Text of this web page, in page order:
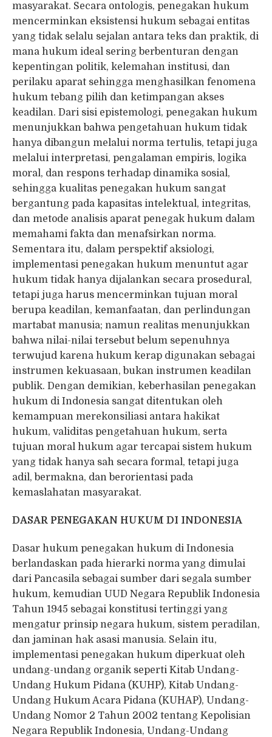
masyarakat. Secara ontologis, penegakan hukum
mencerminkan eksistensi hukum sebagai entitas
yang tidak selalu sejalan antara teks dan praktik, di
mana hukum ideal sering berbenturan dengan
kepentingan politik, kelemahan institusi, dan
perilaku aparat sehingga menghasilkan fenomena
hukum tebang pilih dan ketimpangan akses
keadilan. Dari sisi epistemologi, penegakan hukum
menunjukkan bahwa pengetahuan hukum tidak
hanya dibangun melalui norma tertulis, tetapi juga
melalui interpretasi, pengalaman empiris, logika
moral, dan respons terhadap dinamika sosial,
sehingga kualitas penegakan hukum sangat
bergantung pada kapasitas intelektual, integritas,
dan metode analisis aparat penegak hukum dalam
memahami fakta dan menafsirkan norma.
Sementara itu, dalam perspektif aksiologi,
implementasi penegakan hukum menuntut agar
hukum tidak hanya dijalankan secara prosedural,
tetapi juga harus mencerminkan tujuan moral
berupa keadilan, kemanfaatan, dan perlindungan
martabat manusia; namun realitas menunjukkan
bahwa nilai-nilai tersebut belum sepenuhnya
terwujud karena hukum kerap digunakan sebagai
instrumen kekuasaan, bukan instrumen keadilan
publik. Dengan demikian, keberhasilan penegakan
hukum di Indonesia sangat ditentukan oleh
kemampuan merekonsiliasi antara hakikat
hukum, validitas pengetahuan hukum, serta
tujuan moral hukum agar tercapai sistem hukum
yang tidak hanya sah secara formal, tetapi juga
adil, bermakna, dan berorientasi pada
kemaslahatan masyarakat.
DASAR PENEGAKAN HUKUM DI INDONESIA
Dasar hukum penegakan hukum di Indonesia
berlandaskan pada hierarki norma yang dimulai
dari Pancasila sebagai sumber dari segala sumber
hukum, kemudian UUD Negara Republik Indonesia
Tahun 1945 sebagai konstitusi tertinggi yang
mengatur prinsip negara hukum, sistem peradilan,
dan jaminan hak asasi manusia. Selain itu,
implementasi penegakan hukum diperkuat oleh
undang-undang organik seperti Kitab Undang-
Undang Hukum Pidana (KUHP), Kitab Undang-
Undang Hukum Acara Pidana (KUHAP), Undang-
Undang Nomor 2 Tahun 2002 tentang Kepolisian
Negara Republik Indonesia, Undang-Undang